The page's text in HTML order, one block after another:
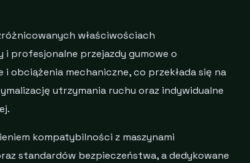
właściwościach
profesjonalne przejazdy gumowe o
obciążenia mechaniczne, co przekłada się na
utrzymania ruchu oraz indywidualne
kompatybilności z maszynami
standardów bezpieczeństwa, a dedykowane